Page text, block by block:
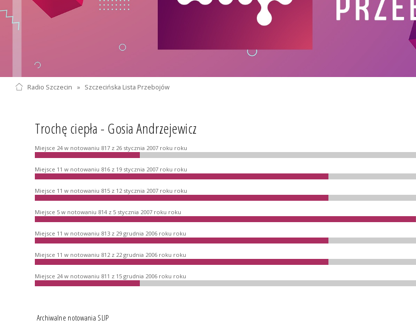
Radio Szczecin » Szczecińska Lista Przebojów
Trochę ciepła - Gosia Andrzejewicz
Miejsce 24 w notowaniu 817 z 26 stycznia 2007 roku roku
Miejsce 11 w notowaniu 816 z 19 stycznia 2007 roku roku
Miejsce 11 w notowaniu 815 z 12 stycznia 2007 roku roku
Miejsce 5 w notowaniu 814 z 5 stycznia 2007 roku roku
Miejsce 11 w notowaniu 813 z 29 grudnia 2006 roku roku
Miejsce 11 w notowaniu 812 z 22 grudnia 2006 roku roku
Miejsce 24 w notowaniu 811 z 15 grudnia 2006 roku roku
Archiwalne notowania SLIP